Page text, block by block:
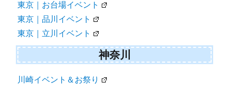
東京｜お台場イベント
東京｜品川イベント
東京｜立川イベント
神奈川
川崎イベント＆お祭り